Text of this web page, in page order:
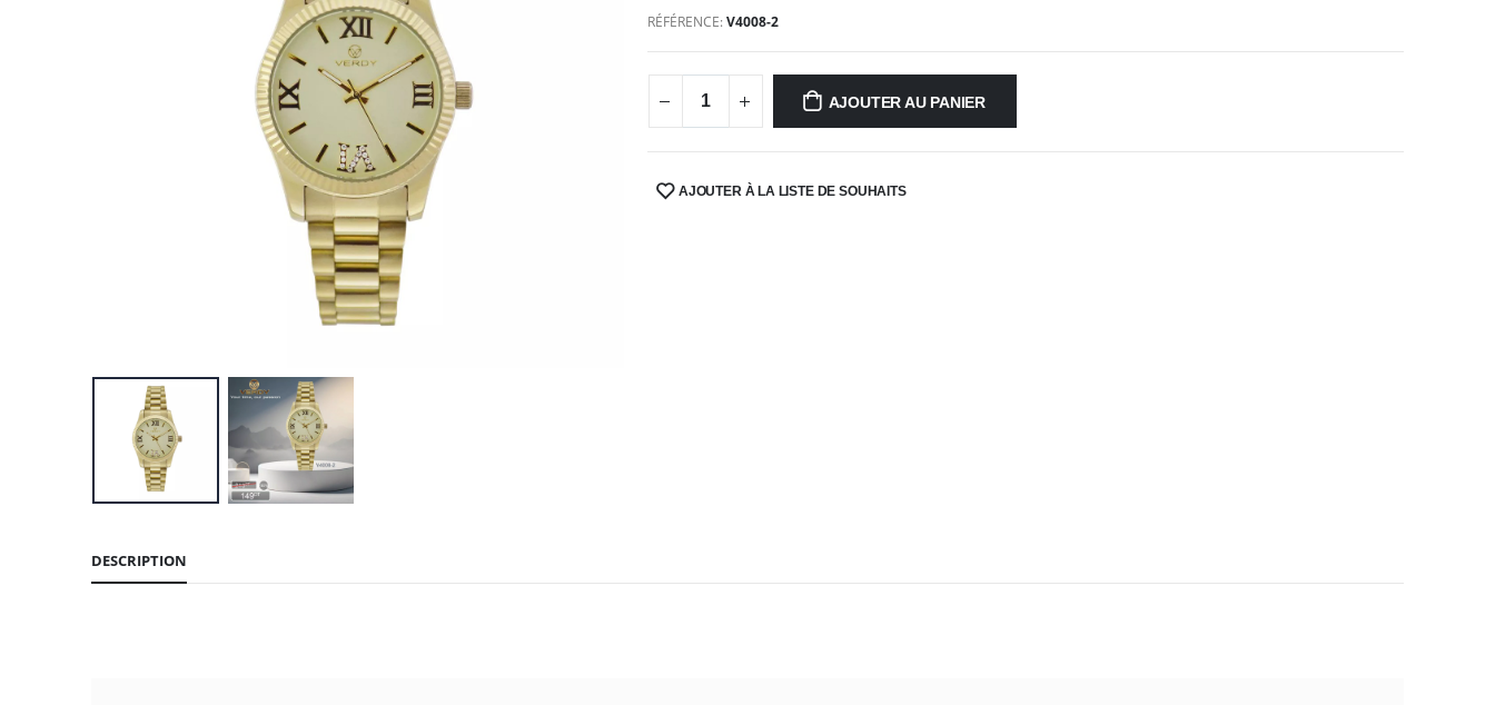
RÉFÉRENCE:V4008-2
AJOUTER AU PANIER
SHARE:AJOUTER À LA LISTE DE SOUHAITS
DESCRIPTION